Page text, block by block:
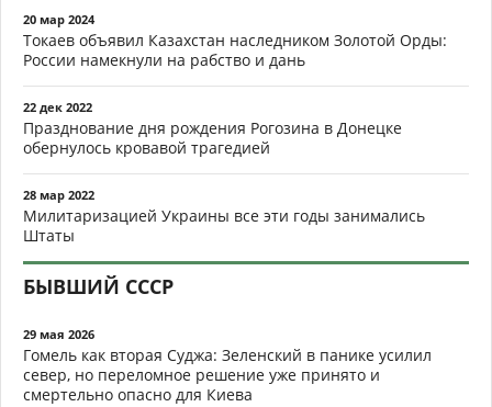
20 мар 2024
Токаев объявил Казахстан наследником Золотой Орды:
России намекнули на рабство и дань
22 дек 2022
Празднование дня рождения Рогозина в Донецке
обернулось кровавой трагедией
28 мар 2022
Милитаризацией Украины все эти годы занимались
Штаты
БЫВШИЙ СССР
29 мая 2026
Гомель как вторая Суджа: Зеленский в панике усилил
север, но переломное решение уже принято и
смертельно опасно для Киева